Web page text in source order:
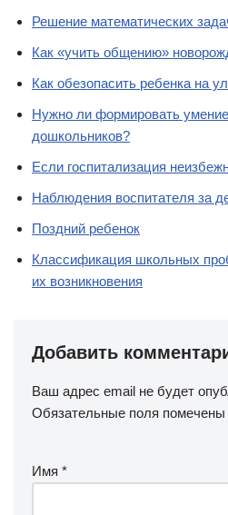
Решение математических
Как «учить общению»
Как обезопасить ребенка на
Нужно ли формировать
дошкольников?
Если госпитализация
Наблюдения воспитателя за
Поздний ребенок
Классификация школьных
их возникновения
Добавить
Ваш адрес email не будет
Обязательные поля помечены
Имя *